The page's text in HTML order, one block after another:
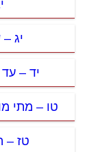
יג
יד –
טו – מתי
טז –